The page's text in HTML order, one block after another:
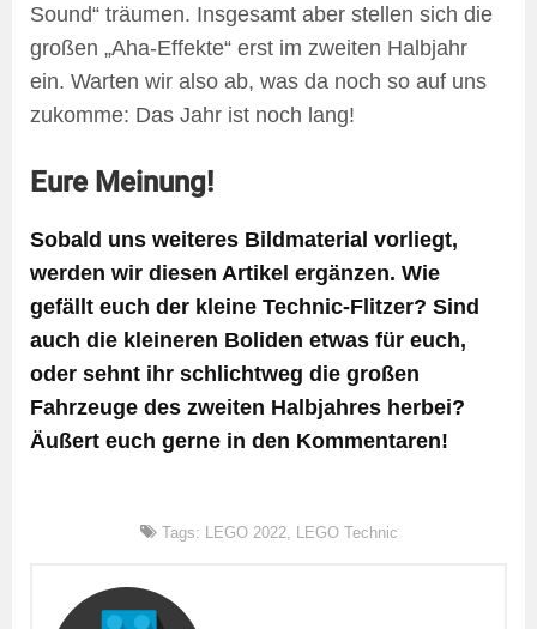
Sound“ träumen. Insgesamt aber stellen sich die
großen „Aha-Effekte“ erst im zweiten Halbjahr
ein. Warten wir also ab, was da noch so auf uns
zukomme: Das Jahr ist noch lang!
Eure Meinung!
Sobald uns weiteres Bildmaterial vorliegt,
werden wir diesen Artikel ergänzen. Wie
gefällt euch der kleine Technic-Flitzer? Sind
auch die kleineren Boliden etwas für euch,
oder sehnt ihr schlichtweg die großen
Fahrzeuge des zweiten Halbjahres herbei?
Äußert euch gerne in den Kommentaren!
Tags: LEGO 2022, LEGO Technic